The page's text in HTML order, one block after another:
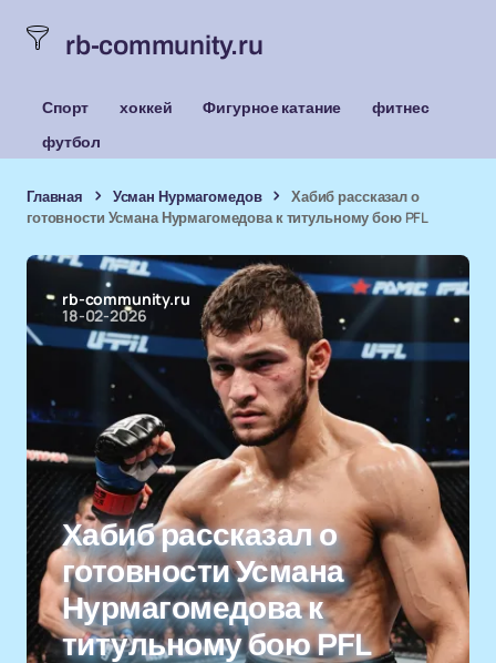
rb-community.ru
Спорт хоккей Фигурное катание
фитнес
футбол
Главная Усман Нурмагомедов
Хабиб рассказал о
готовности Усмана Нурмагомедова к титульному бою PFL
rb-community.ru
18-02-2026
Хабиб рассказал о
готовности Усмана
Нурмагомедова к
титульному бою PFL